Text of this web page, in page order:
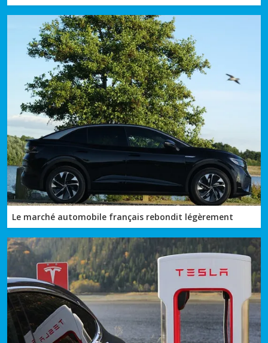
Le marché automobile français rebondit légèrement